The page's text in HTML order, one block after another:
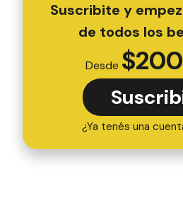
Suscribite y
de todos los
Desde $
¿Ya tenés una